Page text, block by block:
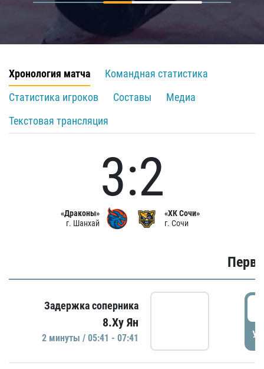
Хронология матча
Командная статистика
Статистика игроков
Составы
Медиа
Текстовая трансляция
«Драконы»
г. Шанхай
3:2
«ХК Сочи»
г. Сочи
Задержка соперника
8.Ху Ян
2 минуты / 05:41 - 07:41